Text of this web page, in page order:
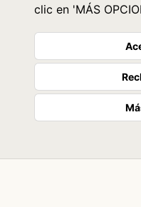
clic en 'MÁS